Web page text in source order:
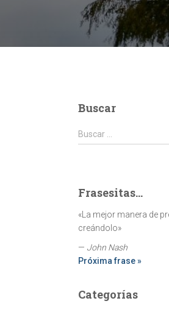
Buscar
Buscar:
Buscar …
Frasesitas...
«La mejor manera de
creándolo»
— John Nash
Próxima frase »
Categorías